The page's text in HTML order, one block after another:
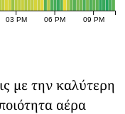
03 PM 06 PM 09 PM
με την καλύτερη
αέρα